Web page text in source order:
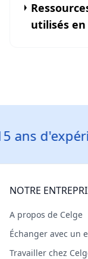
utilisés en
NOTRE
A propos de Celge
Échanger avec un
Travailler chez